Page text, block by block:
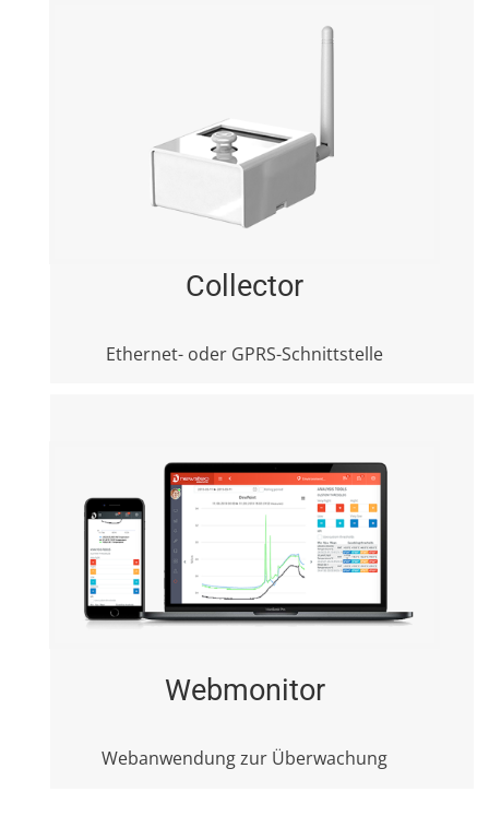
Collector
Ethernet- oder GPRS-Schnittstelle
Webmonitor
Webanwendung zur Überwachung